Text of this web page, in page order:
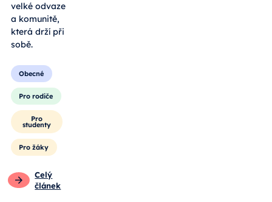
velké odvaze
a komunitě,
která drží při
sobě.
Obecné
Pro rodiče
Pro
studenty
Pro žáky
Celý
článek